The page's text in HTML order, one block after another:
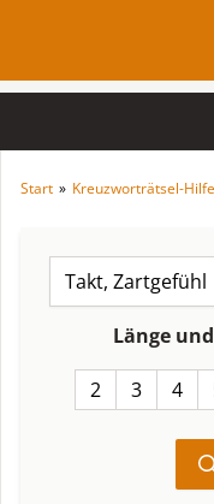
Start » Kreuzworträtsel-Hilfe
Länge
2 3 4